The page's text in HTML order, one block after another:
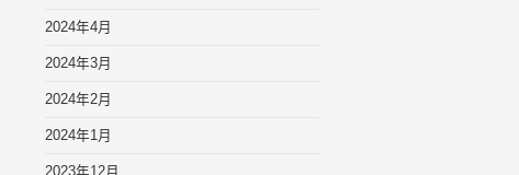
2024年4月
2024年3月
2024年2月
2024年1月
2023年12月